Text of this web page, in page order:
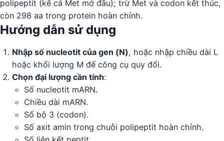
polipeptit (kể cả Met mở đầu); trừ Met và codon kết thúc,
còn 298 aa trong protein hoàn chỉnh.
Hướng dẫn sử dụng
Nhập số nucleotit của gen (N), hoặc nhập chiều dài L
hoặc khối lượng M để công cụ quy đổi.
Chọn đại lượng cần tính:
Số nucleotit mARN.
Chiều dài mARN.
Số bộ 3 (codon).
Số axit amin trong chuỗi polipeptit hoàn chỉnh.